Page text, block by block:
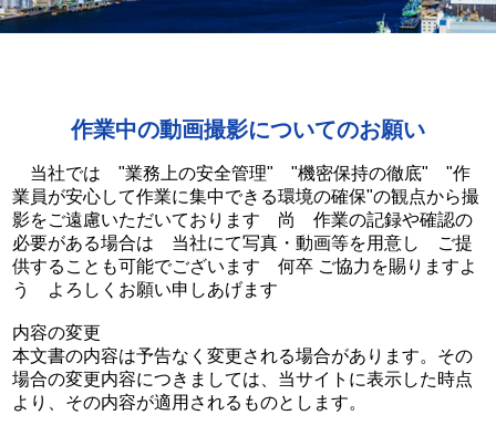
作業中の動画撮影についてのお願い
当社では "業務上の安全管理" "機密保持の徹底" "作
業員が安心して作業に集中できる環境の確保"の観点から撮
影をご遠慮いただいております 尚 作業の記録や確認の
必要がある場合は 当社にて写真・動画等を用意し ご提
供することも可能でございます 何卒 ご協力を賜りますよ
う よろしくお願い申しあげます
内容の変更
本文書の内容は予告なく変更される場合があります。その
場合の変更内容につきましては、当サイトに表示した時点
より、その内容が適用されるものとします。